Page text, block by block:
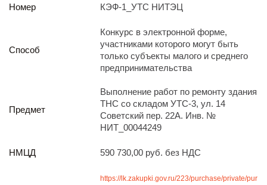
Закупки работ и услуг
ул. Рабочая, 22
Номер КЭФ-1_УТС НИТЭЦ
Способ
Конкурс в электронной форме,
участниками которого могут быть
только субъекты малого и среднего
предпринимательства
Предмет
Выполнение работ по ремонту здания
ТНС со складом УТС-3, ул. 14
Советский пер. 22А. Инв. №
НИТ_00044249
НМЦД 590 730,00 руб. без НДС
https://lk.zakupki.gov.ru/223/purchase/private/pur